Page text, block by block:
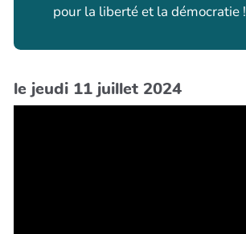
pour la liberté et la démocratie !
le jeudi 11 juillet 2024